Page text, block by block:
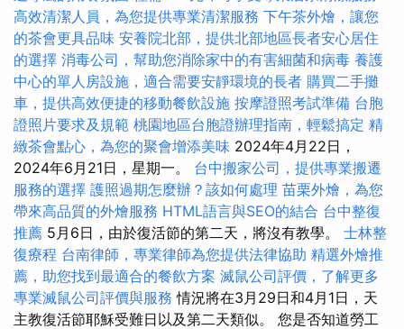
高效清潔人員，為您提供專業清潔服務 下午茶外燴，讓您
的茶會更具品味 安養院北部，提供北部地區長者安心居住
的選擇 消毒公司，幫助您消除家中的有害細菌和病毒 養護
中心的單人房設施，適合需要安靜環境的長者 購買二手攤
車，提供高效便捷的移動餐飲設施 按摩證照考試準備 台胞
證照片要求及規範 桃園地區台胞證辦理指南，輕鬆搞定 精
緻茶會點心，為您的聚會增添美味 2024年4月22日，
2024年6月21日，星期一。 台中搬家公司，提供專業搬遷
服務的選擇 護照過期怎麼辦？該如何處理 苗栗外燴，為您
帶來高品質的外燴服務 HTML語言與SEO的結合 台中整復
推薦 5月6日，由於復活節的第二天，將沒有教學。 士林整
復療程 台南律師，專業律師為您提供法律協助 精選外燴推
薦，助您找到最適合的餐飲方案 滅鼠公司評價，了解更多
專業滅鼠公司評價與服務 情況將在3月29日和4月1日，天
主教復活節耶穌受難日以及第二天類似。 您是否知道勞工